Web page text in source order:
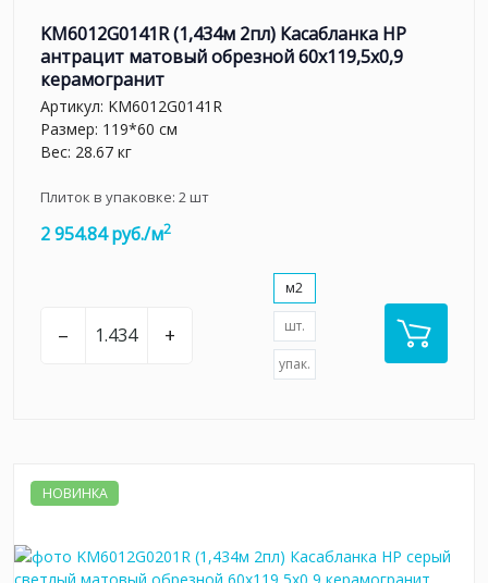
KM6012G0141R (1,434м 2пл) Касабланка HP
антрацит матовый обрезной 60x119,5x0,9
керамогранит
Артикул: KM6012G0141R
Размер: 119*60 см
Вес: 28.67 кг
Плиток в упаковке: 2шт
2 954.84 руб./м2
– +
м2
шт.
упак.
НОВИНКА